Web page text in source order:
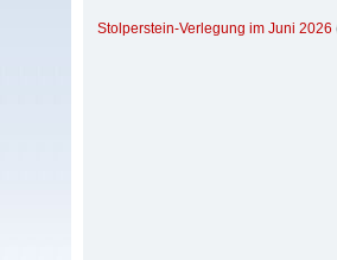
Stolperstein-Verlegung im Juni 2026